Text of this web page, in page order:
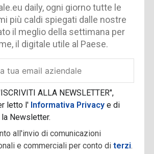
daily, ogni giorno tutte le
più caldi spiegati dalle nostre
il meglio della settimana per
il digitale utile al Paese.
ALLA NEWSLETTER",
letto l' Informativa Privacye di
Newsletter.
all'invio di comunicazioni
e commerciali per conto diterzi.